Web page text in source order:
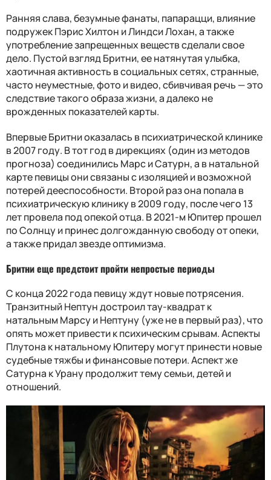
Ранняя слава, безумные фанаты, папарацци, влияние
подружек Пэрис Хилтон и Линдси Лохан, а также
употребление запрещенных веществ сделали свое
дело. Пустой взгляд Бритни, ее натянутая улыбка,
хаотичная активность в социальных сетях, странные,
часто неуместные, фото и видео, сбивчивая речь — это
следствие такого образа жизни, а далеко не
врожденных показателей карты.
Впервые Бритни оказалась в психиатрической клинике
в 2007 году. В тот год в дирекциях (один из методов
прогноза) соединились Марс и Сатурн, а в натальной
карте певицы они связаны с изоляцией и возможной
потерей дееспособности. Второй раз она попала в
психиатрическую клинику в 2009 году, после чего 13
лет провела под опекой отца. В 2021-м Юпитер прошел
по Солнцу и принес долгожданную свободу от опеки,
а также придал звезде оптимизма.
Бритни еще предстоит пройти непростые периоды
С конца 2022 года певицу ждут новые потрясения.
Транзитный Нептун достроил тау-квадрат к
натальным Марсу и Нептуну (уже не в первый раз), что
опять может привести к психическим срывам. Аспекты
Плутона к натальному Юпитеру могут принести новые
судебные тяжбы и финансовые потери. Аспект же
Сатурна к Урану продолжит тему семьи, детей и
отношений.